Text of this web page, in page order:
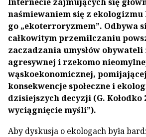
naśmiewaniem się z
go „ekoterroryzmem”. Odbywa
całkowitym przemilczaniu
zaczadzania umysłów obywateli
agresywnej i rzekomo
wąskoekonomicznej,
konsekwencje społeczne i
dzisiejszych decyzji (G. Kołodko
wyciągnięcie myśli”).
Aby dyskusja o ekologach była